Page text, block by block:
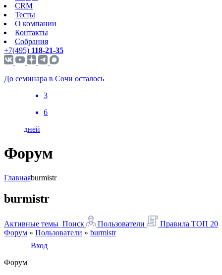
CRM
Тесты
О компании
Контакты
Собрания
+7(495) 118-21-35
До семинара в Сочи осталось
3
6
дней
Форум
Главнаяburmistr
burmistr
Активные темы Поиск Пользователи Правила ТОП 20
Форум » Пользователи » burmistr
Вход
Форум